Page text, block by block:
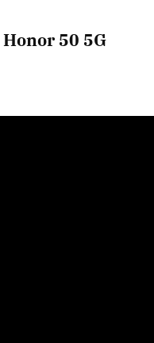
Honor 50 5G